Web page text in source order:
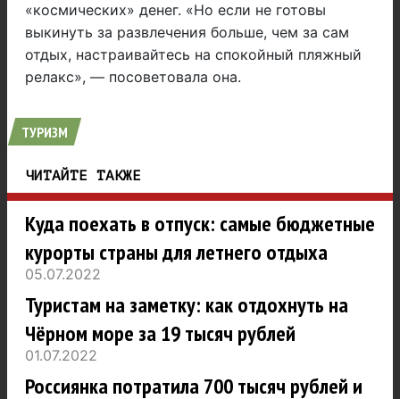
«космических» денег. «Но если не готовы
выкинуть за развлечения больше, чем за сам
отдых, настраивайтесь на спокойный пляжный
релакс», — посоветовала она.
ТУРИЗМ
ЧИТАЙТЕ ТАКЖЕ
Куда поехать в отпуск: самые бюджетные
курорты страны для летнего отдыха
05.07.2022
Туристам на заметку: как отдохнуть на
Чёрном море за 19 тысяч рублей
01.07.2022
Россиянка потратила 700 тысяч рублей и